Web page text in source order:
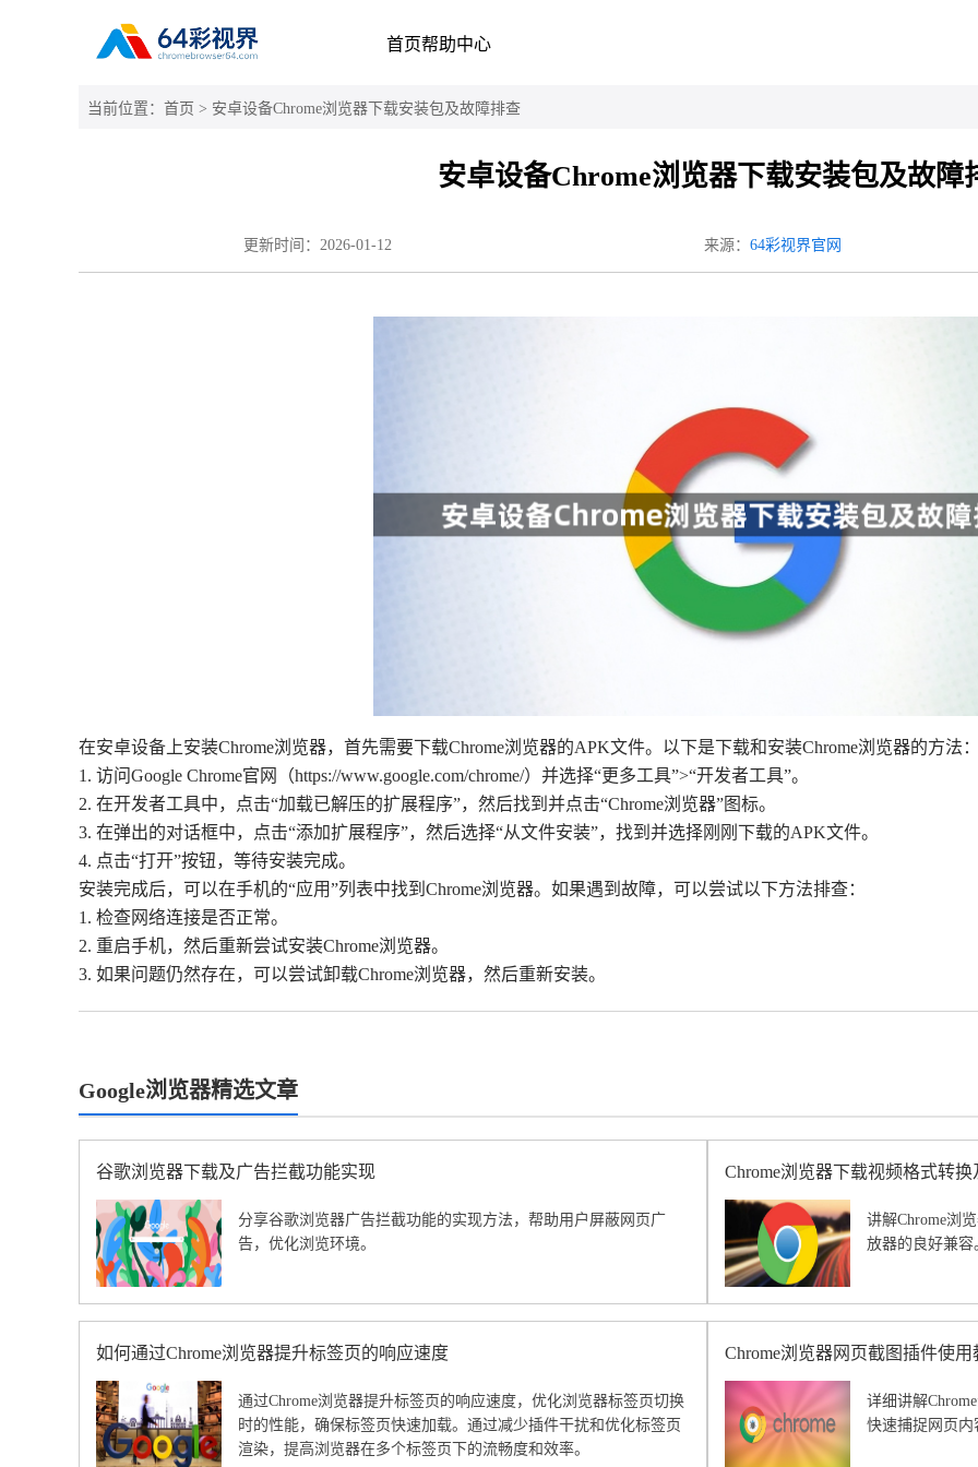
首页帮助中心
当前位置： 首页 > 安卓设备Chrome浏览器下载安装包及故障排查
安卓设备Chrome浏览器下载安装包及故障
更新时间： 2026-01-12 来源： 64彩视界官网
在安卓设备上安装Chrome浏览器，首先需要下载Chrome浏览器的APK文件。以下是下载和安装Chrome浏览器的方法
1. 访问Google Chrome官网（https://www.google.com/chrome/）并选择“更多工具”>“开发者工具”。
2. 在开发者工具中，点击“加载已解压的扩展程序”，然后找到并点击“Chrome浏览器”图标。
3. 在弹出的对话框中，点击“添加扩展程序”，然后选择“从文件安装”，找到并选择刚刚下载的APK文件。
4. 点击“打开”按钮，等待安装完成。
安装完成后，可以在手机的“应用”列表中找到Chrome浏览器。如果遇到故障，可以尝试以下方法排查：
1. 检查网络连接是否正常。
2. 重启手机，然后重新尝试安装Chrome浏览器。
3. 如果问题仍然存在，可以尝试卸载Chrome浏览器，然后重新安装。
Google浏览器精选文章
谷歌浏览器下载及广告拦截功能实现
分享谷歌浏览器广告拦截功能的实现方法，帮助用户屏蔽网页广
告，优化浏览环境。
Chrome浏览器下载视频格式转
讲解Chrome浏
放器的良好兼容
如何通过Chrome浏览器提升标签页的响应速度
通过Chrome浏览器提升标签页的响应速度，优化浏览器标签页切换
时的性能，确保标签页快速加载。通过减少插件干扰和优化标签页
渲染，提高浏览器在多个标签页下的流畅度和效率。
Chrome浏览器网页截图插件使用
详细讲解
快速捕捉网页内